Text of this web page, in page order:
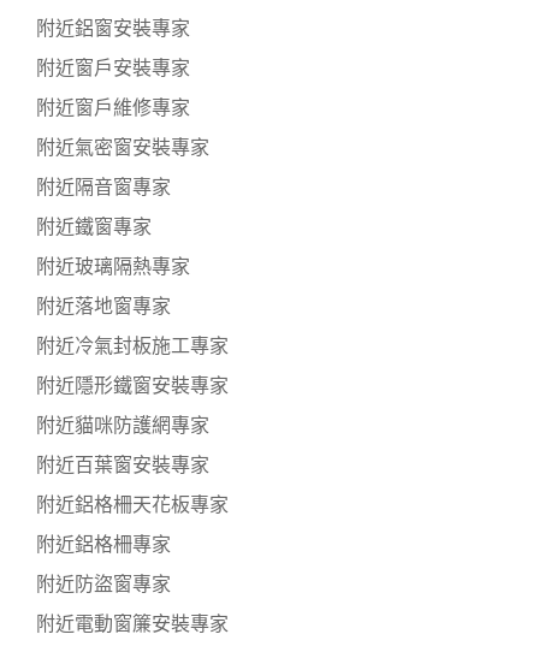
附近鋁窗安裝專家
附近窗戶安裝專家
附近窗戶維修專家
附近氣密窗安裝專家
附近隔音窗專家
附近鐵窗專家
附近玻璃隔熱專家
附近落地窗專家
附近冷氣封板施工專家
附近隱形鐵窗安裝專家
附近貓咪防護網專家
附近百葉窗安裝專家
附近鋁格柵天花板專家
附近鋁格柵專家
附近防盜窗專家
附近電動窗簾安裝專家